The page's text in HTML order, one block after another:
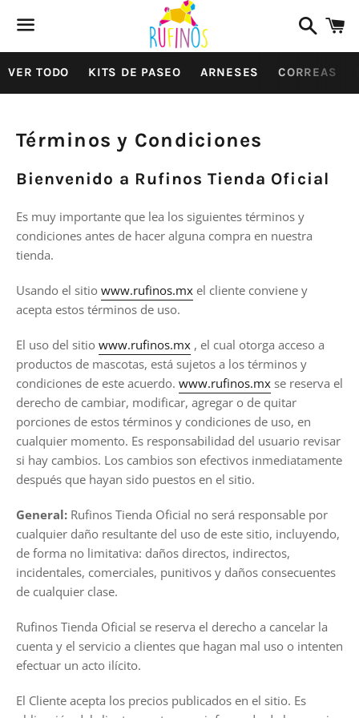
Search
VER TODO KITS DE PASEO ARNESES CORREAS
Términos y Condiciones
Bienvenido a Rufinos Tienda Oficial
Es muy importante que lea los siguientes términos y
condiciones antes de hacer alguna compra en nuestra
tienda.
Usando el sitio www.rufinos.mx el cliente conviene y
acepta estos términos de uso.
El uso del sitio www.rufinos.mx , el cual otorga acceso a
productos de mascotas, está sujetos a los términos y
condiciones de este acuerdo. www.rufinos.mx se reserva el
derecho de cambiar, modificar, agregar o de quitar
porciones de estos términos y condiciones de uso, en
cualquier momento. Es responsabilidad del usuario revisar
si hay cambios. Los cambios son efectivos inmediatamente
después que hayan sido puestos en el sitio.
General: Rufinos Tienda Oficial no será responsable por
cualquier daño resultante del uso de este sitio, incluyendo,
de forma no limitativa: daños directos, indirectos,
incidentales, comerciales, punitivos y daños consecuentes
de cualquier clase.
Rufinos Tienda Oficial se reserva el derecho a cancelar la
cuenta y el servicio a clientes que hagan mal uso o intenten
efectuar un acto ilícito.
El Cliente acepta los precios publicados en el sitio. Es